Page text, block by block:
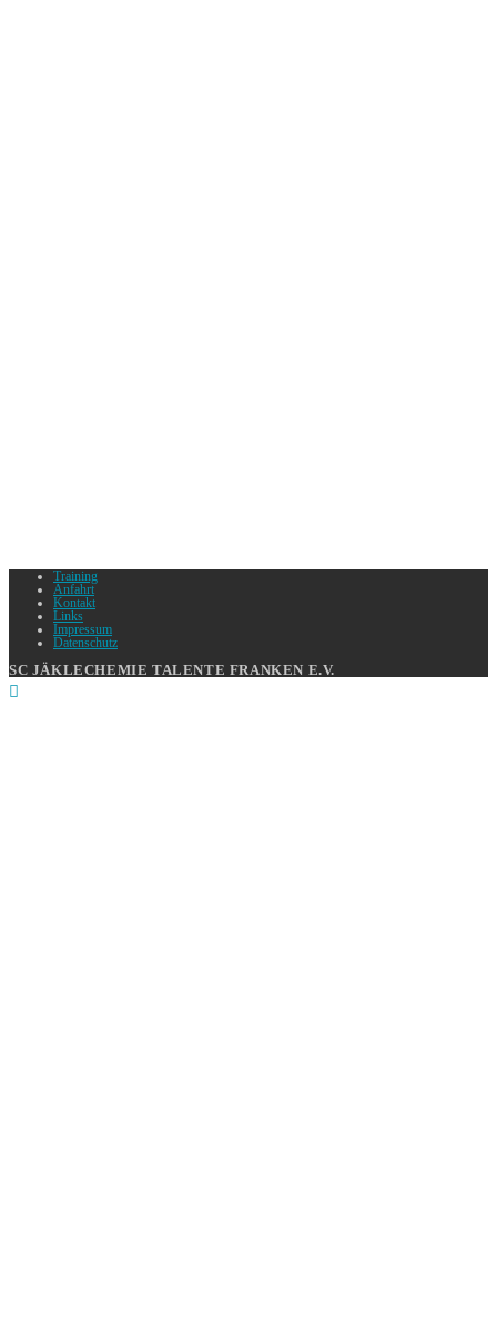
Training
Anfahrt
Kontakt
Links
Impressum
Datenschutz
SC JÄKLECHEMIE TALENTE FRANKEN E.V.